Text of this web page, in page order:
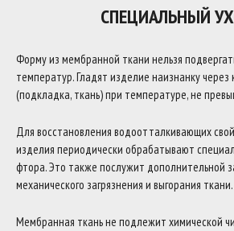
СПЕЦИАЛЬНЫЙ
Форму из мембранной ткани нельзя
температур. Гладят изделие наизнанку через
(подкладка, ткань) при температуре, не
Для восстановления водоотталкивающих
изделия периодически обрабатывают
фтора. Это также послужит дополнительной
механического загрязнения и выгорания ткани.
Мембранная ткань не подлежит химической